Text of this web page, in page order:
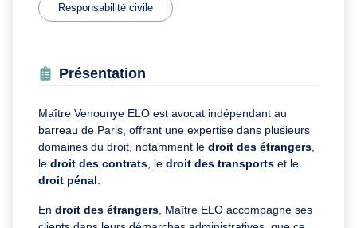
Responsabilité civile
Présentation
Maître Venounye ELO est avocat indépendant au
barreau de Paris, offrant une expertise dans plusieurs
domaines du droit, notamment le droit des étrangers
le droit des contrats , le droit des transports et le
droit pénal
En droit des étrangers , Maître ELO accompagne ses